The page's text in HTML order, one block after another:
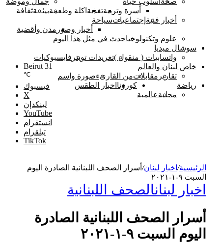
أسرة وتربيةتغذية اكلة وطعمةبيئــةثقافة
أخبار فنية إجتماعياتسياحة
أخبار وصور مدن وأقضية
علوم وتكنولوجياحدث في مثل هذا اليوم
سوشال ميديا
واتسابيات ( منقول )تغريدات تويتر فايسبوكيات
خاص لبنان والعالم
تقارير مقابلاتمن القارىءصورة واسم
رياضة
محليةعالمية
كورونا اخبار الطقس
Beirut 31
℃
فيسبوك
‫X
لينكدإن
‫YouTube
انستقرام
تيلقرام
‫TikTok
الرئيسية/ اخبار لبنان/ أسرار الصحف اللبنانية الصادرة اليوم
السبت ٩-١-٢٠٢١
اخبار لبنانالصحف اللبنانية
أسرار الصحف اللبنانية الصادرة
اليوم السبت ٩-١-٢٠٢١